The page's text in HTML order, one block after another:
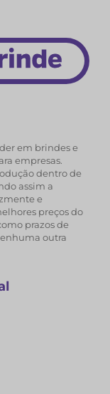
em brindes e
empresas.
dentro de
assim a
e
preços do
prazos de
outra